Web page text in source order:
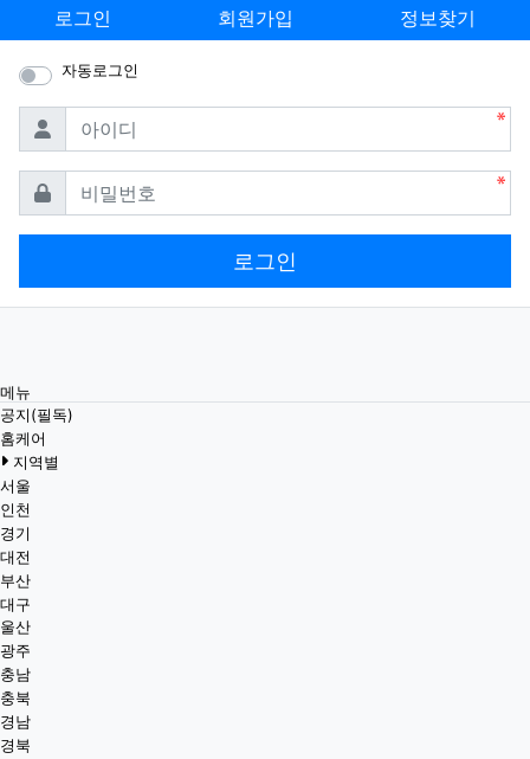
로그인 회원가입 정보찾기
자동로그인
아이디
비밀번호
로그인
메뉴
공지(필독)
홈케어
지역별
서울
인천
경기
대전
부산
대구
울산
광주
충남
충북
경남
경북